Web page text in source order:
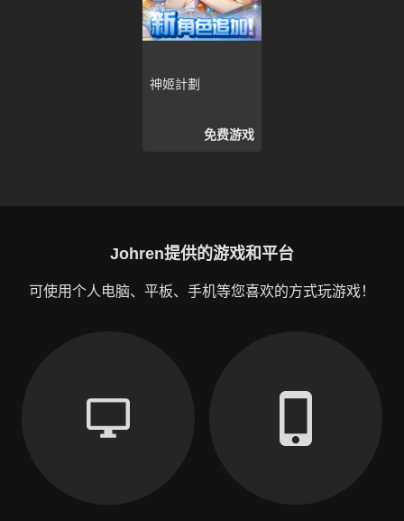
神姬計劃
免费游戏
Johren提供的游戏和平台
可使用个人电脑、平板、手机等您喜欢的方式玩游戏！